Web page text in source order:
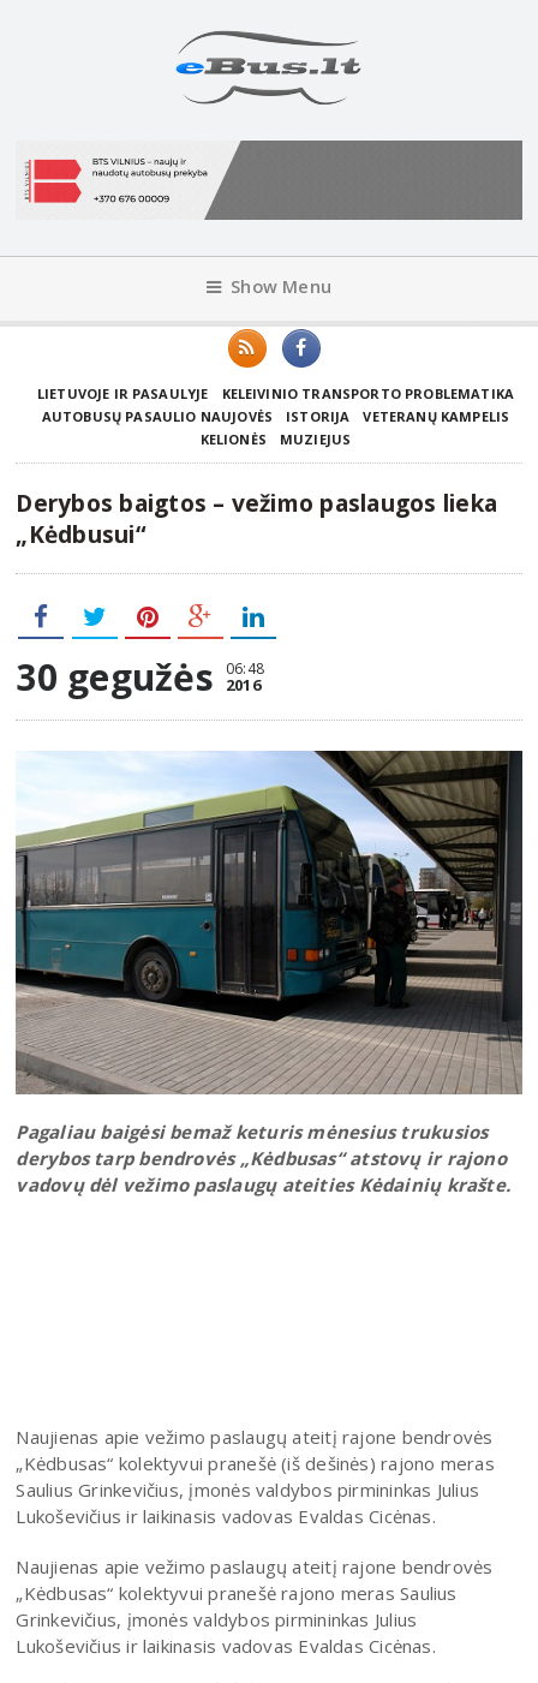
Show Menu
LIETUVOJE IR PASAULYJE
KELEIVINIO TRANSPORTO PROBLEMATIKA
AUTOBUSŲ PASAULIO NAUJOVĖS
ISTORIJA
VETERANŲ KAMPELIS
KELIONĖS
MUZIEJUS
Derybos baigtos – vežimo paslaugos lieka
„Kėdbusui“
30 gegužės 06:48
2016
Pagaliau baigėsi bemaž keturis mėnesius trukusios
derybos tarp bendrovės „Kėdbusas“ atstovų ir rajono
vadovų dėl vežimo paslaugų ateities Kėdainių krašte.
Naujienas apie vežimo paslaugų ateitį rajone bendrovės
„Kėdbusas“ kolektyvui pranešė (iš dešinės) rajono meras
Saulius Grinkevičius, įmonės valdybos pirmininkas Julius
Lukoševičius ir laikinasis vadovas Evaldas Cicėnas.
Naujienas apie vežimo paslaugų ateitį rajone bendrovės
„Kėdbusas“ kolektyvui pranešė rajono meras Saulius
Grinkevičius, įmonės valdybos pirmininkas Julius
Lukoševičius ir laikinasis vadovas Evaldas Cicėnas.